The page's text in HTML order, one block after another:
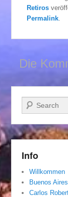
Retiros
Permalink
Die
Suchen
Info
Willkommen
Buenos
Carlos